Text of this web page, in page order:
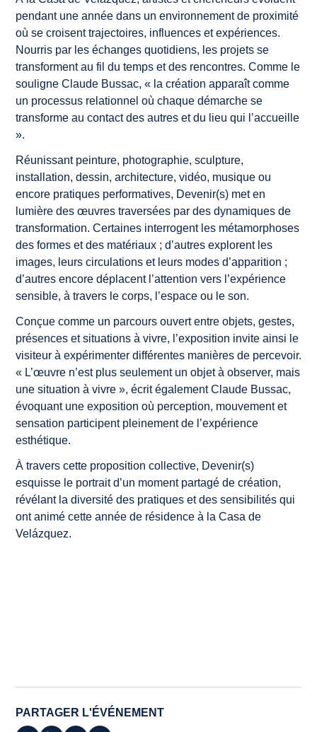
pendant une année dans un environnement de proximité
où se croisent trajectoires, influences et expériences.
Nourris par les échanges quotidiens, les projets se
transforment au fil du temps et des rencontres. Comme le
souligne Claude Bussac, « la création apparaît comme
un processus relationnel où chaque démarche se
transforme au contact des autres et du lieu qui l’accueille
».
Réunissant peinture, photographie, sculpture,
installation, dessin, architecture, vidéo, musique ou
encore pratiques performatives, Devenir(s) met en
lumière des œuvres traversées par des dynamiques de
transformation. Certaines interrogent les métamorphoses
des formes et des matériaux ; d’autres explorent les
images, leurs circulations et leurs modes d’apparition ;
d’autres encore déplacent l’attention vers l’expérience
sensible, à travers le corps, l’espace ou le son.
Conçue comme un parcours ouvert entre objets, gestes,
présences et situations à vivre, l’exposition invite ainsi le
visiteur à expérimenter différentes manières de percevoir.
« L’œuvre n’est plus seulement un objet à observer, mais
une situation à vivre », écrit également Claude Bussac,
évoquant une exposition où perception, mouvement et
sensation participent pleinement de l’expérience
esthétique.
À travers cette proposition collective, Devenir(s)
esquisse le portrait d’un moment partagé de création,
révélant la diversité des pratiques et des sensibilités qui
ont animé cette année de résidence à la Casa de
Velázquez.
PARTAGER L'ÉVÉNEMENT